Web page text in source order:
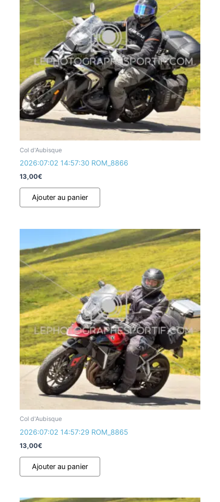
Col d'Aubisque
2026:07:02 14:57:30 ROM_8866
13,00€
Ajouter au panier
Col d'Aubisque
2026:07:02 14:57:29 ROM_8865
13,00€
Ajouter au panier